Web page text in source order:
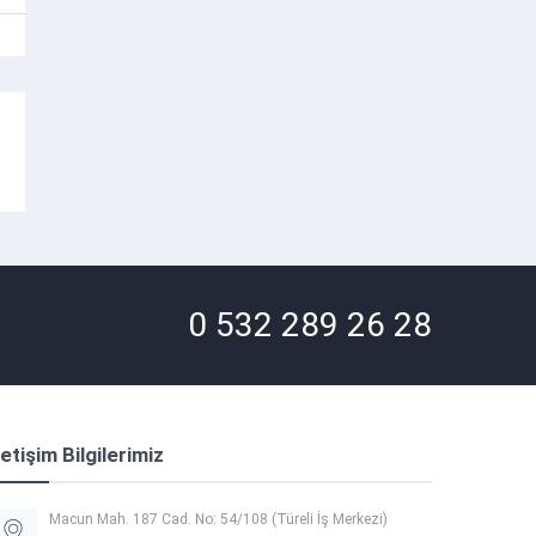
0 532 289 26 28
Bilgilerimiz
Macun Mah. 187 Cad. No: 54/108 (Türeli İş Merkezi)